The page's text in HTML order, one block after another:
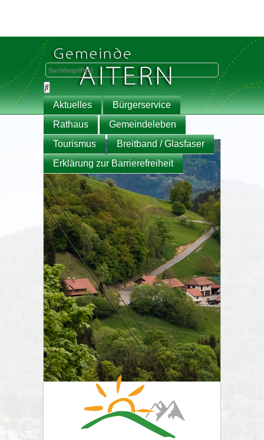
Aktuelles
Bürgerservice
Rathaus
Gemeindeleben
Tourismus
Breitband / Glasfaser
Erklärung zur Barrierefreiheit